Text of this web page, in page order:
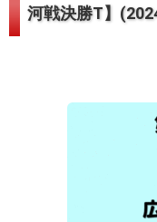
河戦決勝T】